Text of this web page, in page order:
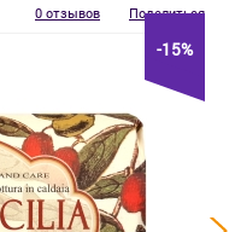
0 отзывов Поделиться
-15%